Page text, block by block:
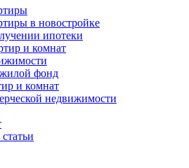
в новостройке
ипотеки
и комнат
фонд
и комнат
недвижимости